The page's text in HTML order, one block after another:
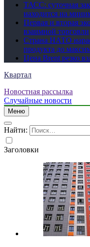
ТАСС: суточная
находится на
Первая и вторая
взаимной торговли
Страна НАТО
продукта до
Цена Brent резко
Квартал
Новостная рассылка
Случайные новости
Меню
Найти:
Заголовки